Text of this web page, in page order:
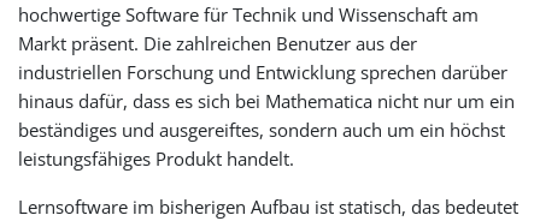
hochwertige Software für Technik und Wissenschaft am
Markt präsent. Die zahlreichen Benutzer aus der
industriellen Forschung und Entwicklung sprechen darüber
hinaus dafür, dass es sich bei Mathematica nicht nur um ein
beständiges und ausgereiftes, sondern auch um ein höchst
leistungsfähiges Produkt handelt.
Lernsoftware im bisherigen Aufbau ist statisch, das bedeutet